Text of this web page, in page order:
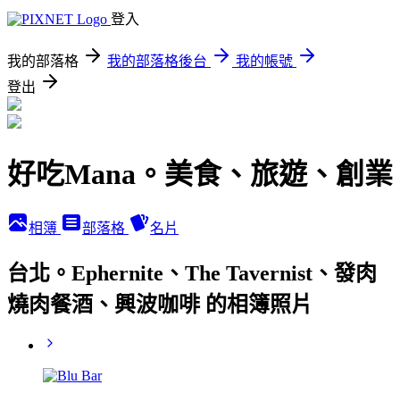
登入
我的部落格 我的部落格後台
我的帳號
登出
好吃Mana。美食、旅遊、創業
相簿 部落格 名片
台北。Ephernite、The Tavernist、發肉
燒肉餐酒、興波咖啡 的相簿照片